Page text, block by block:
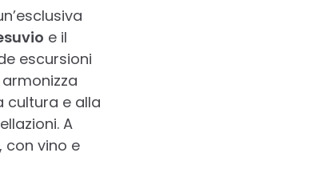
e il
escursioni
cultura e alla
A
con vino e